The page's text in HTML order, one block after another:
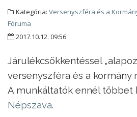
Kategória: Versenyszféra és a
Fóruma
2017.10.12. 09:56
Járulékcsökkentéssel
versenyszféra és a kormány
A munkáltatók ennél többet
Népszava.